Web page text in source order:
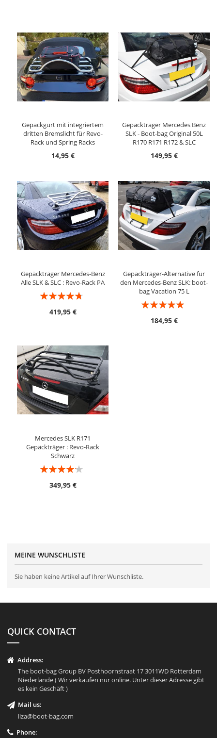
Gepäckgurt mit integriertem
dritten Bremslicht für Revo-
Rack und Spring Racks
14,95 €
Gepäckträger Mercedes Benz
SLK - Boot-bag Original 50L
R170 R171 R172 & SLC
149,95 €
Gepäckträger Mercedes-Benz
Alle SLK & SLC : Revo-Rack PA
Bewertung:
419,95 €
Gepäckträger-Alternative für
den Mercedes-Benz SLK: boot-
bag Vacation 75 L
Bewertung:
184,95 €
Mercedes SLK R171
Gepäckträger : Revo-Rack
Schwarz
Bewertung:
349,95 €
MEINE WUNSCHLISTE
Sie haben keine Artikel auf Ihrer Wunschliste.
QUICK CONTACT
Address:
The boot-bag Group BV Posthoornstraat 17 3011WD Rotterdam
Niederlande ( Wir verkaufen nur online. Unter dieser Adresse gibt
es kein Geschäft )
Mail us:
liza@boot-bag.com
Phone: